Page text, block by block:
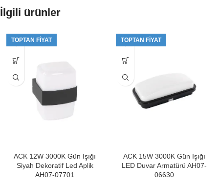
İlgili ürünler
TOPTAN FIYAT
ACK 12W 3000K Gün Işığı
Siyah Dekoratif Led Aplik
AH07-07701
TOPTAN FIYAT
ACK 15W 3000K Gün Işığı
LED Duvar Armatürü AH07-
06630